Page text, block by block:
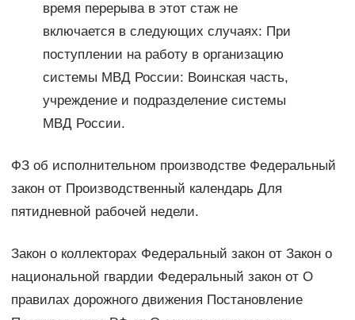
время перерыва в этот стаж не
включается в следующих случаях: При
поступлении на работу в организацию
системы МВД России: Воинская часть,
учреждение и подразделение системы
МВД России.
ФЗ об исполнительном производстве Федеральный
закон от Производственный календарь Для
пятидневной рабочей недели.
Закон о коллекторах Федеральный закон от Закон о
национальной гвардии Федеральный закон от О
правилах дорожного движения Постановление